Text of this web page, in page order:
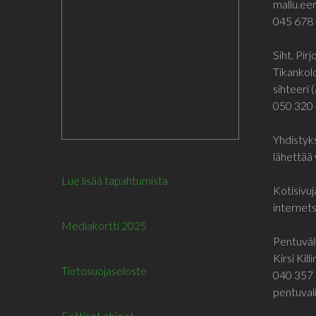
Lue lisää tapahtumista
Mediakortti 2025
Tietosuojaseloste
045 678
Siht.
sihteeri
050 320
lähettää
Kirsi
040 357